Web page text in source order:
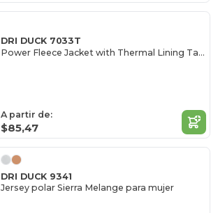
DRI DUCK 7033T
Power Fleece Jacket with Thermal Lining Tall Sizes
A partir de:
$85,47
DRI DUCK 9341
Jersey polar Sierra Melange para mujer